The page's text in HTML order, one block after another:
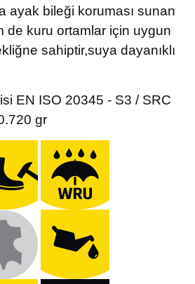
ayak bileği koruması sunan
de kuru ortamlar için uygun
sahiptir,suya dayanıklı
EN ISO 20345 - S3 / SRC
gr